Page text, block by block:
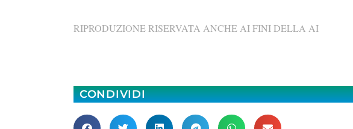
RIPRODUZIONE RISERVATA ANCHE AI FINI DELLA AI
CONDIVIDI